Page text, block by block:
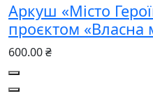
Аркуш «Місто
проєктом «Власна
600.00 ₴